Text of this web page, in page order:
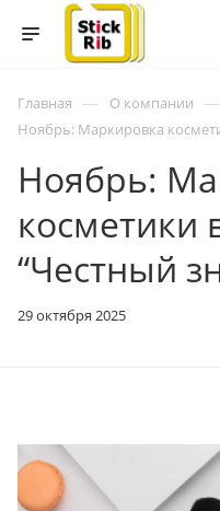
Главная — О компании —
Ноябрь: Маркировка
Ноябрь:
косметики
“Честный
29 октября 2025